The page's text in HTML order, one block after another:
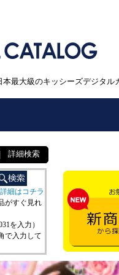
最大級のキッシーズデジタル
詳細検索
細はコチラ
がすぐ見れ
を入力）
で入力して